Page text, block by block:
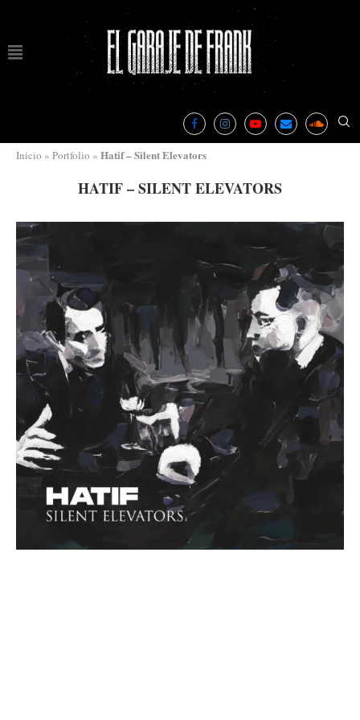
Inicio » Portfolio » Hatif – Silent Elevators
HATIF – SILENT ELEVATORS